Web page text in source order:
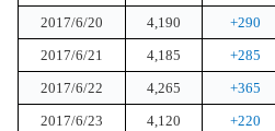
2017/6/20
4,190 +290
2017/6/21
4,185 +285
2017/6/22
4,265 +365
2017/6/23
4,120 +220